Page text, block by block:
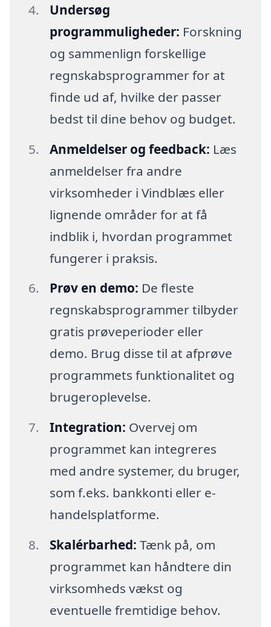
Undersøg
programmuligheder: Forskning
og sammenlign forskellige
regnskabsprogrammer for at
finde ud af, hvilke der passer
bedst til dine behov og budget.
Anmeldelser og feedback: Læs
anmeldelser fra andre
virksomheder i Vindblæs eller
lignende områder for at få
indblik i, hvordan programmet
fungerer i praksis.
Prøv en demo: De fleste
regnskabsprogrammer tilbyder
gratis prøveperioder eller
demo. Brug disse til at afprøve
programmets funktionalitet og
brugeroplevelse.
Integration: Overvej om
programmet kan integreres
med andre systemer, du bruger,
som f.eks. bankkonti eller e-
handelsplatforme.
Skalérbarhed: Tænk på, om
programmet kan håndtere din
virksomheds vækst og
eventuelle fremtidige behov.